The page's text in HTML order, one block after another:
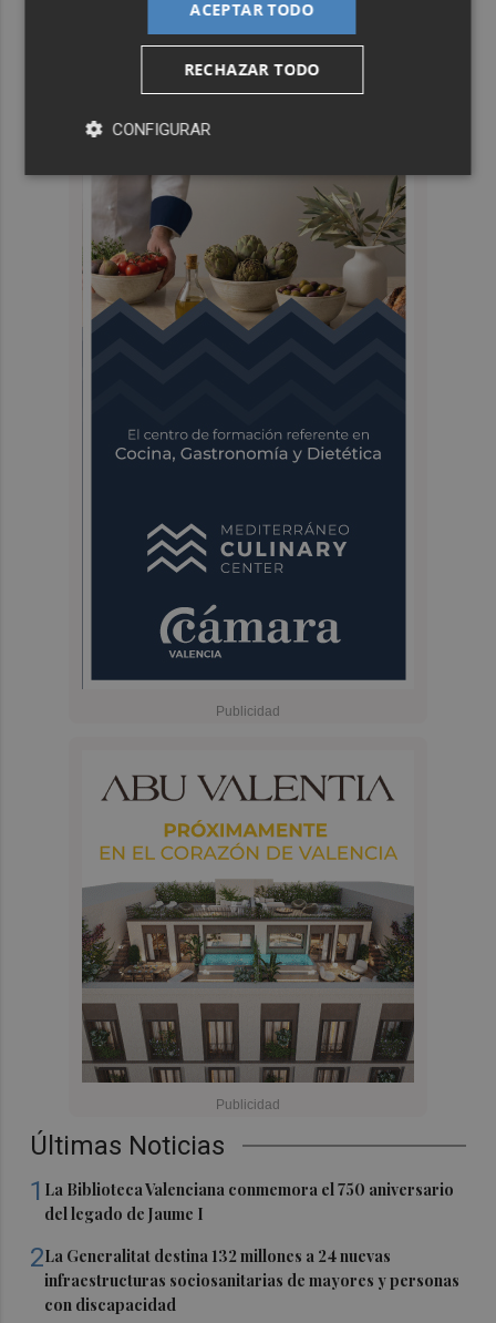
Últimas Noticias
1 La Biblioteca Valenciana conmemora el 750 aniversario
del legado de Jaume I
2La Generalitat destina 132 millones a 24 nuevas
infraestructuras sociosanitarias de mayores y personas
con discapacidad
ACEPTAR TODO
RECHAZAR TODO
CONFIGURAR